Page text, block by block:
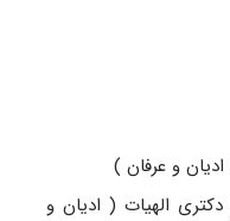
و عرفان )
الهیات ( ادیان و